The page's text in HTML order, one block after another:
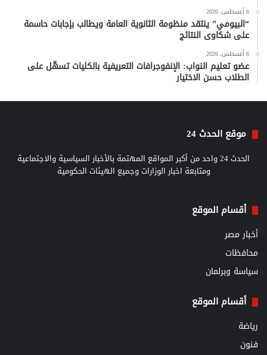
6 أغسطس، 2026
“البيومي” ينتقد منظومة الثانوية العامة ويطالب بإجابات حاسمة
على شكاوى النتائج
6 أغسطس، 2026
عضو تعليم النواب: الإنفوجرافات التعريفية بالكليات تسهّل على
الطلاب حسن الاختيار
موقع الحدث 24
الحدث 24 واحد من أكبر المواقع المهتمة بالأخبار السياسية والاجتماعية
ومتابعة اخبار الوزارات وجميع الهيئات الحكومية
أقسام الموقع
أخبار مصر
محافظات
سياسة وبرلمان
أقسام الموقع
رياضة
فنون